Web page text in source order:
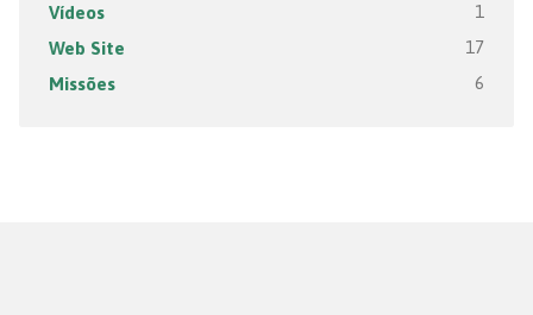
Vídeos 1
Web Site 17
Missões 6